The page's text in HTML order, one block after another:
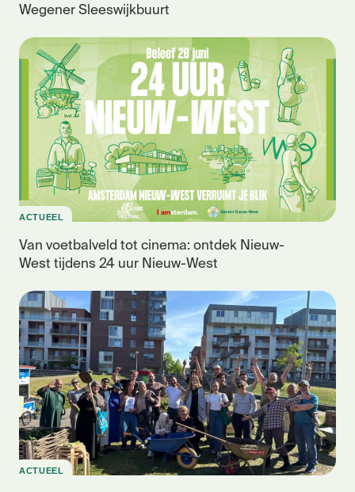
Wegener Sleeswijkbuurt
ACTUEEL
Van voetbalveld tot cinema: ontdek Nieuw-
West tijdens 24 uur Nieuw-West
ACTUEEL